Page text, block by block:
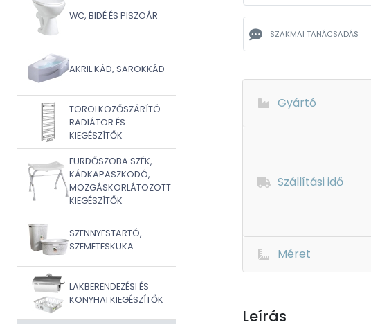
WC, BIDÉ ÉS PISZOÁR
AKRIL KÁD, SAROKKÁD
TÖRÖLKÖZŐSZÁRÍTÓ
RADIÁTOR ÉS
KIEGÉSZÍTŐK
FÜRDŐSZOBA SZÉK,
KÁDKAPASZKODÓ,
MOZGÁSKORLÁTOZOTT
KIEGÉSZÍTŐK
SZENNYESTARTÓ,
SZEMETESKUKA
LAKBERENDEZÉSI ÉS
KONYHAI KIEGÉSZÍTŐK
SZAKMAI TANÁCSADÁS
Gyártó
Szállítási idő
Méret
Leírás